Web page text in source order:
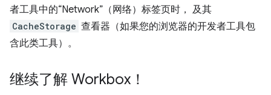
者工具中的“Network”（网络）标签页时， 及其
CacheStorage 查看器（如果您的浏览器的开发者工具包
含此类工具）。
继续了解 Workbox！